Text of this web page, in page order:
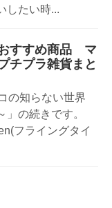
したい時...
すすめ商品 マ
チプラ雑貨まと
の知らない世界
」の続きです。
フライングタイ